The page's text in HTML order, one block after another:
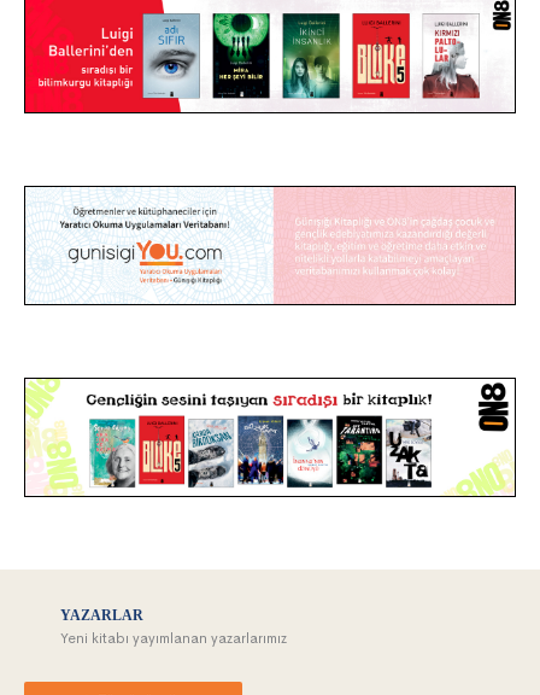
YAZARLAR
Yeni kitabı yayımlanan yazarlarımız